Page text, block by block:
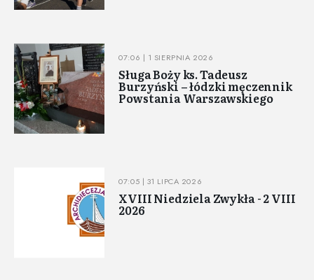
07:06 | 1 SIERPNIA 2026
Sługa Boży ks. Tadeusz
Burzyński – łódzki męczennik
Powstania Warszawskiego
07:05 | 31 LIPCA 2026
XVIII Niedziela Zwykła - 2 VIII
2026